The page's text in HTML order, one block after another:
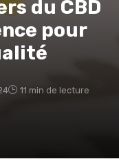
du CBD
pour
11 min de lecture